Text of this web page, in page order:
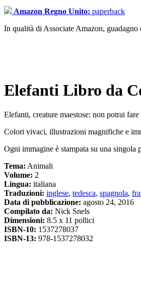
Amazon Regno Unito: paperback
In qualità di Associate Amazon, guadagno
Elefanti Libro da
Elefanti, creature maestose: non potrai
Colori vivaci, illustrazioni magnifiche e
Ogni immagine è stampata su una
Tema: Animali
Volume: 2
Lingua: italiana
Traduzioni: inglese, tedesca, spagnola,
Data di pubblicazione: agosto 24, 2016
Compilato da: Nick Snels
Dimensioni: 8.5 x 11 pollici
ISBN-10: 1537278037
ISBN-13: 978-1537278032